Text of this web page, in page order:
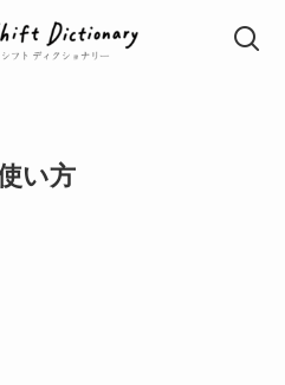
い方